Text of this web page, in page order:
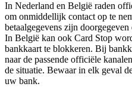
In Nederland en België raden
om onmiddellijk contact op te
betaalgegevens zijn
In België kan ook Card Stop
bankkaart te blokkeren. Bij
naar de passende officiële
de situatie. Bewaar in elk geval
uw bank.